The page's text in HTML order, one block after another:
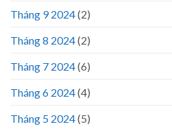
Tháng 9 2024(2)
Tháng 8 2024(2)
Tháng 7 2024(6)
Tháng 6 2024(4)
Tháng 5 2024(5)